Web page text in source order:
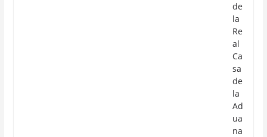
de
la
Re
al
Ca
sa
de
la
Ad
ua
na